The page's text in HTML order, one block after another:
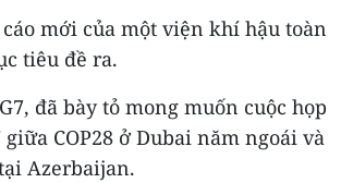
mới của một viện khí hậu toàn
tiêu đề ra.
đã bày tỏ mong muốn cuộc họp
COP28 ở Dubai năm ngoái và
Azerbaijan.